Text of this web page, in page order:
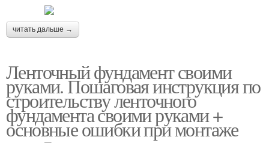
читать дальше →
Ленточный фундамент своими
руками. Пошаговая инструкция по
строительству ленточного
фундамента своими руками +
основные ошибки при монтаже